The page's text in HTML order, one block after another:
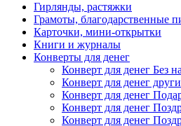
Гирлянды, растяжки
Грамоты, благодарственные
Карточки, мини-открытки
Книги и журналы
Конверты для денег
Конверт для денег Без
Конверт для денег
Конверт для денег
Конверт для денег
Конверт для денег